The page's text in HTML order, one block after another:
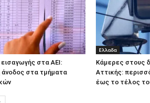
στα ΑΕΙ:
άνοδος στα τμήματα
Ελλαδα
Κάμερες στους
Αττικής:
έως το τέλος